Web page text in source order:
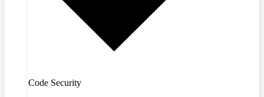
Code Security